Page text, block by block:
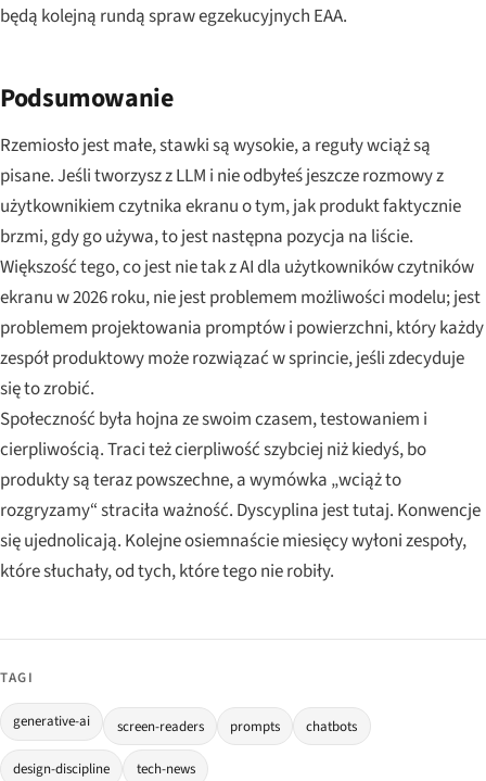
będą kolejną rundą spraw egzekucyjnych EAA.
Podsumowanie
Rzemiosło jest małe, stawki są wysokie, a reguły wciąż są
pisane. Jeśli tworzysz z LLM i nie odbyłeś jeszcze rozmowy z
użytkownikiem czytnika ekranu o tym, jak produkt faktycznie
brzmi, gdy go używa, to jest następna pozycja na liście.
Większość tego, co jest nie tak z AI dla użytkowników czytników
ekranu w 2026 roku, nie jest problemem możliwości modelu; jest
problemem projektowania promptów i powierzchni, który każdy
zespół produktowy może rozwiązać w sprincie, jeśli zdecyduje
się to zrobić.
Społeczność była hojna ze swoim czasem, testowaniem i
cierpliwością. Traci też cierpliwość szybciej niż kiedyś, bo
produkty są teraz powszechne, a wymówka „wciąż to
rozgryzamy“ straciła ważność. Dyscyplina jest tutaj. Konwencje
się ujednolicają. Kolejne osiemnaście miesięcy wyłoni zespoły,
które słuchały, od tych, które tego nie robiły.
TAGI
generative-ai screen-readers prompts chatbots
design-discipline tech-news